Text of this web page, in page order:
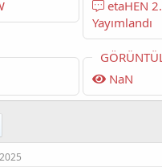
etaHEN 2.5B Tam Sürüm
Yayımlandı
NaN